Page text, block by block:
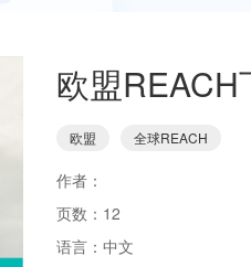
欧盟
欧盟 全球REACH
作者：
页数： 12
语言： 中文